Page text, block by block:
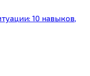
10 навыков,